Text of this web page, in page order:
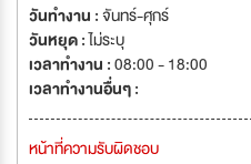
วันทำงาน :จันทร์-ศุกร์
วันหยุด :ไม่ระบุ
เวลาทำงาน :08:00 - 18:00
เวลาทำงานอื่นๆ :
หน้าที่ความรับผิดชอบ